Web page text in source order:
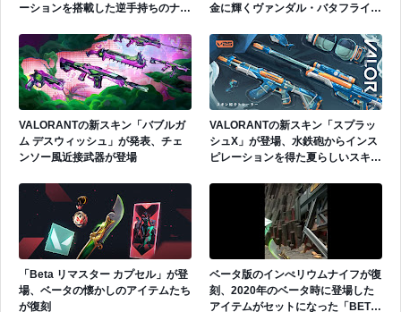
ーションを搭載した逆手持ちのナイ
金に輝くヴァンダル・バタフライナ
様々なギミックが搭載
VALORANTの新スキン「バブルガ
ム デスウィッシュ」が発表、チェ
ンソー風近接武器が登場
VALORANTの新スキン「スプラッ
シュX」が登場、水鉄砲からインス
ピレーションを得た夏らしいスキ
「Beta リマスター カプセル」が登
場、ベータの懐かしのアイテムたち
が復刻
ベータ版のインぺリウムナイフが復
刻、2020年のベータ時に登場した
アイテムがセットになった「BETA